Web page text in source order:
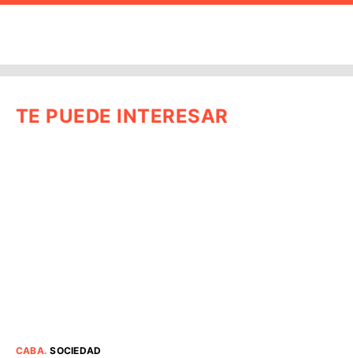
TE PUEDE INTERESAR
CABA.SOCIEDAD